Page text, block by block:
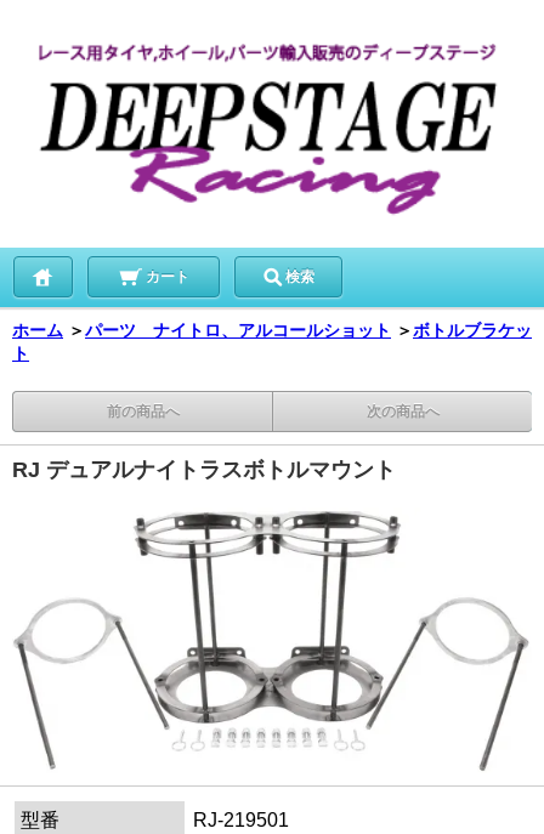
カート 検索
ホーム ＞パーツ ナイトロ、アルコールショット ＞ボトルブラケッ
ト
前の商品へ 次の商品へ
RJ デュアルナイトラスボトルマウント
型番
RJ-219501